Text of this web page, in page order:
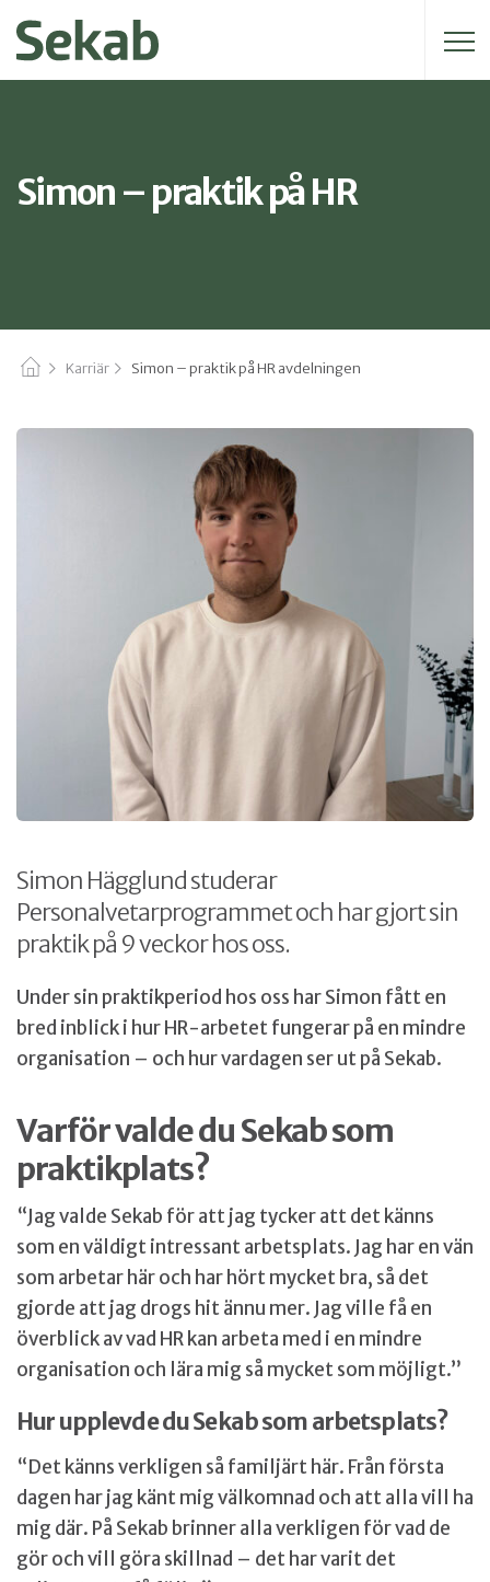
Sök efter:
Simon – praktik på HR
Karriär Simon – praktik på HR avdelningen
Simon Hägglund studerar
Personalvetarprogrammet och har gjort sin
praktik på 9 veckor hos oss.
Under sin praktikperiod hos oss har Simon fått en
bred inblick i hur HR-arbetet fungerar på en mindre
organisation – och hur vardagen ser ut på Sekab.
Varför valde du Sekab som
praktikplats?
“Jag valde Sekab för att jag tycker att det känns
som en väldigt intressant arbetsplats. Jag har en vän
som arbetar här och har hört mycket bra, så det
gjorde att jag drogs hit ännu mer. Jag ville få en
överblick av vad HR kan arbeta med i en mindre
organisation och lära mig så mycket som möjligt.”
Hur upplevde du Sekab som arbetsplats?
“Det känns verkligen så familjärt här. Från första
dagen har jag känt mig välkomnad och att alla vill ha
mig där. På Sekab brinner alla verkligen för vad de
gör och vill göra skillnad – det har varit det